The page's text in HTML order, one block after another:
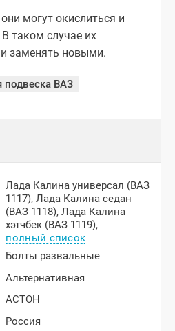
могут окислиться и
таком случае их
и заменять новыми.
подвеска ВАЗ
Лада Калина универсал (ВАЗ
1117),Лада Калина седан
(ВАЗ 1118),Лада Калина
хэтчбек (ВАЗ 1119),
полный список
Болты развальные
Альтернативная
АСТОН
Россия